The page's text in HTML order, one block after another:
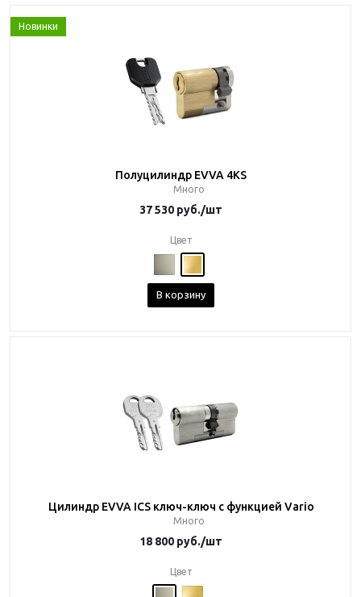
Новинки
Полуцилиндр EVVA 4KS
Много
37 530 руб./шт
Цвет
В корзину
Цилиндр EVVA ICS ключ-ключ с функцией Vario
Много
18 800 руб./шт
Цвет